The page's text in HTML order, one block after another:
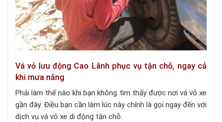
Vá vỏ lưu động Cao Lãnh phục vụ tận chỗ, ngay cả
khi mưa nắng
Phải làm thế nào khi bạn không tìm thấy được nơi vá vỏ xe
gần đây. Điều bạn cần làm lúc này chính là gọi ngay đến với
dịch vụ vá vỏ xe di động tận chỗ.